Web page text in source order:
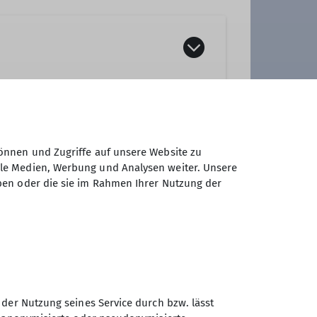
und Zugriffe auf unsere Website zu
Medien, Werbung und Analysen weiter. Unsere
oder die sie im Rahmen Ihrer Nutzung der
Nutzung seines Service durch bzw. lässt